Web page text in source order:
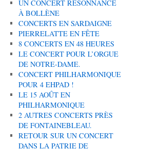
UN CONCERT RÉSONNANCE
À BOLLÈNE
CONCERTS EN SARDAIGNE
PIERRELATTE EN FÊTE
8 CONCERTS EN 48 HEURES
LE CONCERT POUR L’ORGUE
DE NOTRE-DAME.
CONCERT PHILHARMONIQUE
POUR 4 EHPAD !
LE 15 AOÛT EN
PHILHARMONIQUE
2 AUTRES CONCERTS PRÈS
DE FONTAINEBLEAU.
RETOUR SUR UN CONCERT
DANS LA PATRIE DE